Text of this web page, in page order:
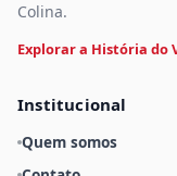
Colina.
Explorar a História do
Institucional
Quem somos